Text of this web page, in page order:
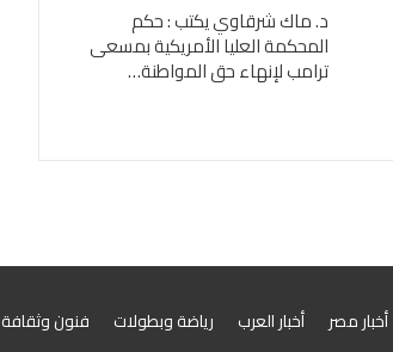
د. ماك شرقاوي يكتب : حكم
المحكمة العليا الأمريكية بمسعى
ترامب لإنهاء حق المواطنة…
أخبار مصر أخبار العرب رياضة وبطولات فنون وثقافة